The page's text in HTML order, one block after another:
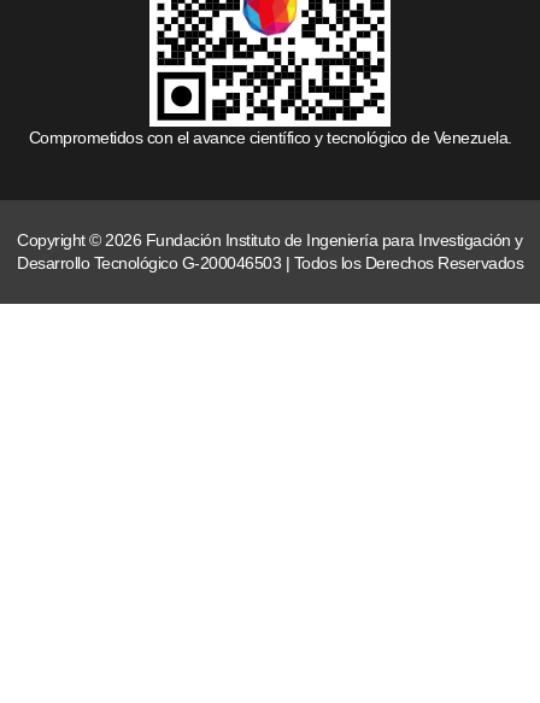
Comprometidos con el avance científico y tecnológico de Venezuela.
Copyright © 2026 Fundación Instituto de Ingeniería para Investigación y
Desarrollo Tecnológico G-200046503 | Todos los Derechos Reservados